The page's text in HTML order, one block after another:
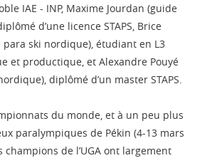
IAE - INP, Maxime Jourdan (guide
d’une licence STAPS, Brice
ski nordique), étudiant en L3
et productique, et Alexandre Pouyé
diplômé d’un master STAPS.
du monde, et à un peu plus
paralympiques de Pékin (4-13 mars
champions de l’UGA ont largement